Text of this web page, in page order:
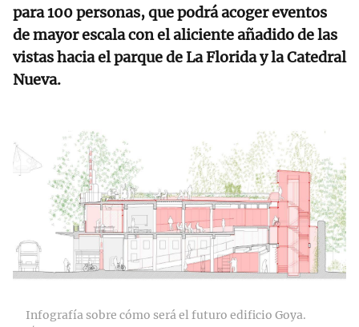
para 100 personas, que podrá acoger eventos
de mayor escala con el aliciente añadido de las
vistas hacia el parque de La Florida y la Catedral
Nueva.
Infografía sobre cómo será el futuro edificio Goya.